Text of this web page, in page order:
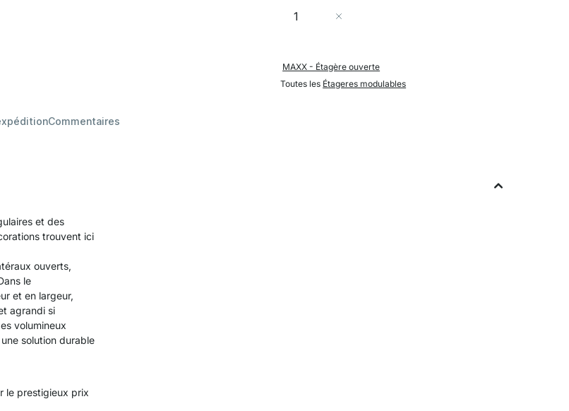
Quantité
MAXX - Étagère ouverte
Toutes les Étageres modulables
Commentaires
et des
trouvent ici
ouverts,
le
et en largeur,
agrandi si
volumineux
solution durable
le prestigieux prix